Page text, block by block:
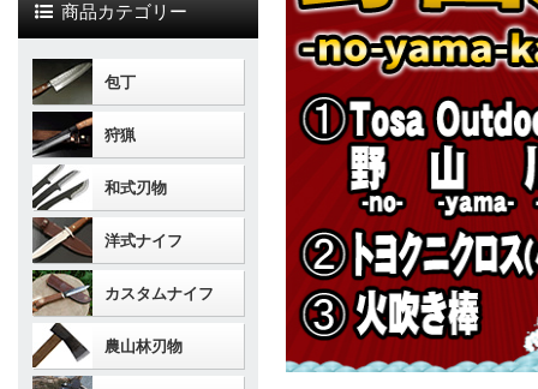
商品カテゴリー
包丁
狩猟
和式刃物
洋式ナイフ
カスタムナイフ
農山林刃物